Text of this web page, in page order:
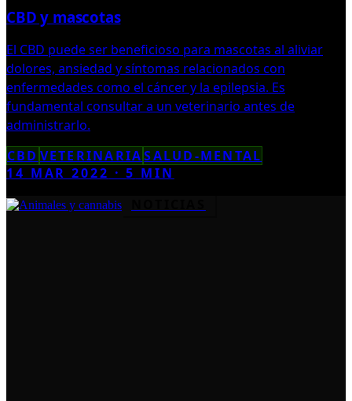
CBD y mascotas
El CBD puede ser beneficioso para mascotas al aliviar
dolores, ansiedad y síntomas relacionados con
enfermedades como el cáncer y la epilepsia. Es
fundamental consultar a un veterinario antes de
administrarlo.
CBD VETERINARIASALUD-MENTAL
14 MAR 2022 ·5 MIN